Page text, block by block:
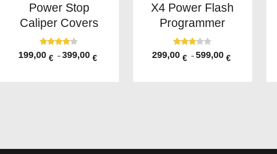
Power Stop
Caliper Covers
Valorado
con
199,00€ –399,00€
X4 Power Flash
Programmer
Valorad
o con
299,00 € – 599,00 €